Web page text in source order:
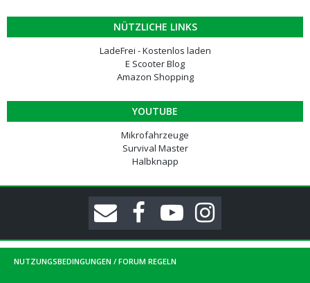
NÜTZLICHE LINKS
LadeFrei - Kostenlos laden
E Scooter Blog
Amazon Shopping
YOUTUBE
Mikrofahrzeuge
Survival Master
Halbknapp
NUTZUNGSBEDINGUNGEN / FORUM REGELN